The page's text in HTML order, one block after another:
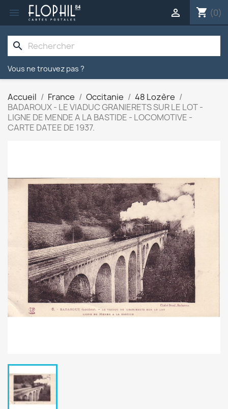
 shopping_cart (0)

search
Vous ne trouvez pas ?
Accueil France Occitanie
48 Lozère
BADAROUX - LE VIADUC GRANIERETS SUR LE LOT -
LIGNE DE MENDE A LA BASTIDE - LOCOMOTIVE -
CARTE DATEE DE 1937.